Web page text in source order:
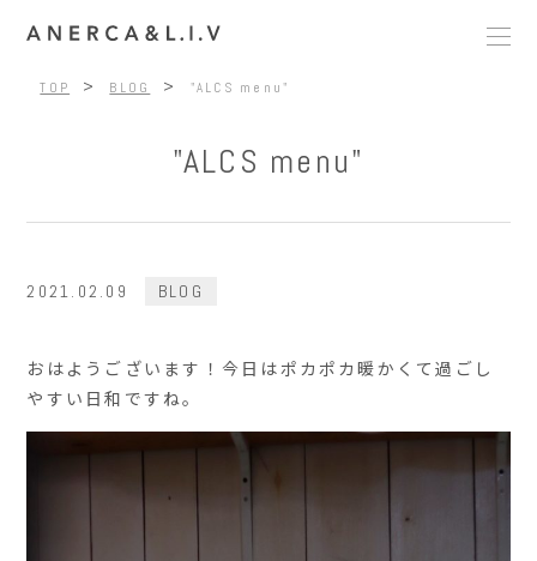
TOP > BLOG > "ALCS menu"
"ALCS menu"
2021.02.09 BLOG
おはようございます！今日はポカポカ暖かくて過ごし
やすい日和ですね。